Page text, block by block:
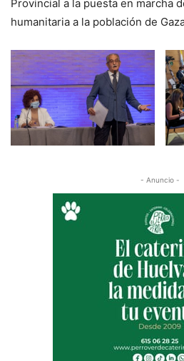
Provincial a la puesta en marcha
humanitaria a la población de
- Anuncio -